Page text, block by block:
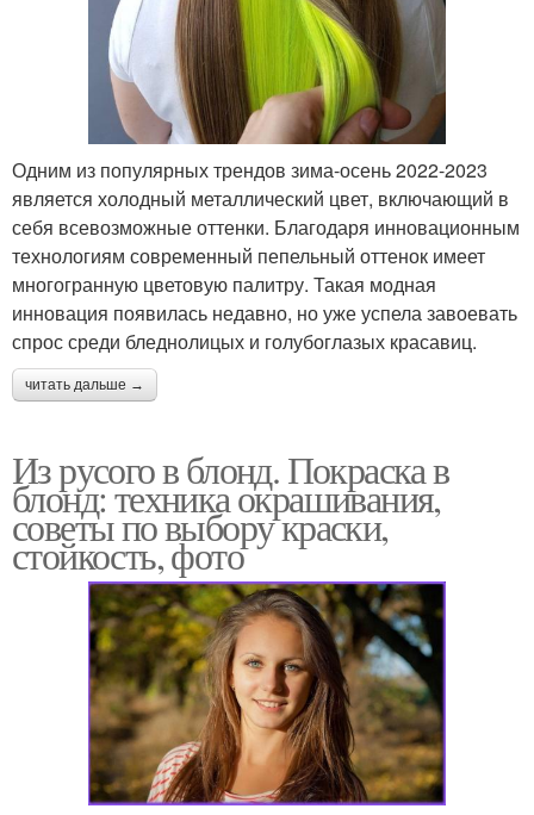
Одним из популярных трендов зима-осень 2022-2023
является холодный металлический цвет, включающий в
себя всевозможные оттенки. Благодаря инновационным
технологиям современный пепельный оттенок имеет
многогранную цветовую палитру. Такая модная
инновация появилась недавно, но уже успела завоевать
спрос среди бледнолицых и голубоглазых красавиц.
читать дальше →
Из русого в блонд. Покраска в
блонд: техника окрашивания,
советы по выбору краски,
стойкость, фото